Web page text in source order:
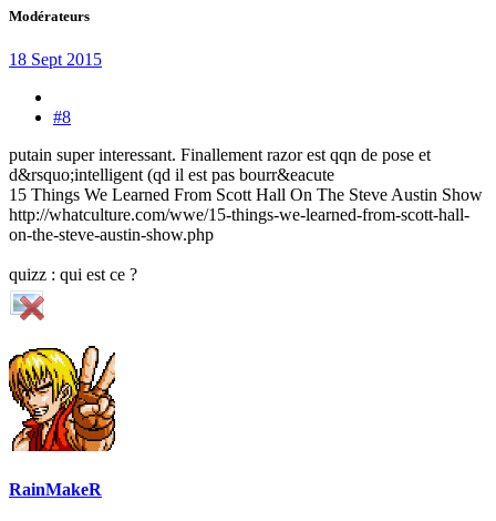
Modérateurs
18 Sept 2015
#8
putain super interessant. Finallement razor est qqn de pose et
d&rsquo;intelligent (qd il est pas bourr&eacute
15 Things We Learned From Scott Hall On The Steve Austin Show
http://whatculture.com/wwe/15-things-we-learned-from-scott-hall-
on-the-steve-austin-show.php
quizz : qui est ce ?
RainMakeR